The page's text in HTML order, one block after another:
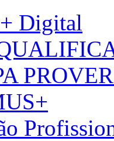
Digital